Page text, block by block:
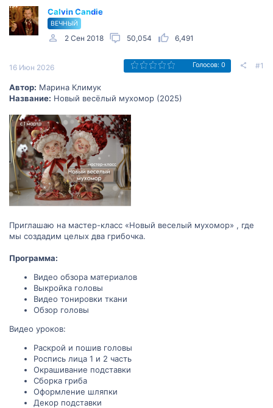
Calvin Candie
ВЕЧНЫЙ
2 Сен 2018 50,054 6,491
16 Июн 2026 Голосов: 0 #1
Автор: Марина Климук
Название: Новый весёлый мухомор (2025)
Приглашаю на мастер-класс «Новый веселый мухомор» , где
мы создадим целых два грибочка.
Программа:
Видео обзора материалов
Выкройка головы
Видео тонировки ткани
Обзор головы
Видео уроков:
Раскрой и пошив головы
Роспись лица 1 и 2 часть
Окрашивание подставки
Сборка гриба
Оформление шляпки
Декор подставки